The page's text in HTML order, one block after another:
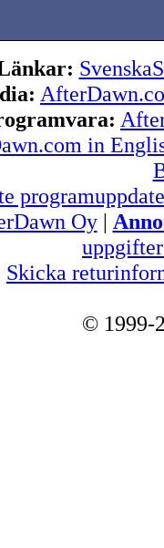
in
Oy|
Skicka
© 1999-